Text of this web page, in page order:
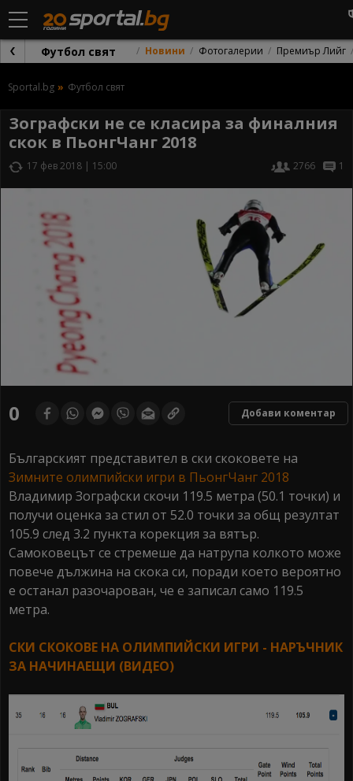
Футбол свят Новини Фотогалерии Премиър Лийг
Sportal.bg Футбол свят
Зографски не се класира за финалния
скок в ПьонгЧанг 2018
17 фев 2018 | 15:00 2766 1
0 Добави коментар
Българският представител в ски скоковете на
Зимните олимпийски игри в ПьонгЧанг 2018
Владимир Зографски скочи 119.5 метра (50.1 точки) и
получи оценка за стил от 52.0 точки за общ резултат
105.9 след 3.2 пункта корекция за вятър.
Самоковецът се стремеше да натрупа колкото може
повече дължина на скока си, поради което вероятно
е останал разочарован, че е записал само 119.5
метра.
СКИ СКОКОВЕ НА ОЛИМПИЙСКИ ИГРИ - НАРЪЧНИК
ЗА НАЧИНАЕЩИ (ВИДЕО)